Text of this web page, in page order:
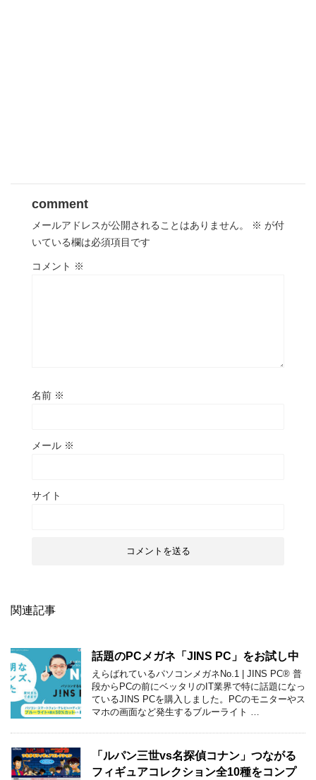
comment
メールアドレスが公開されることはありません。 ※ が付
いている欄は必須項目です
コメント ※
名前 ※
メール ※
サイト
関連記事
話題のPCメガネ「JINS PC」をお試し中
えらばれているパソコンメガネNo.1 | JINS PC® 普
段からPCの前にベッタリのIT業界で特に話題になっ
ているJINS PCを購入しました。PCのモニターやス
マホの画面など発生するブルーライト …
「ルパン三世vs名探偵コナン」つながる
フィギュアコレクション全10種をコンプ